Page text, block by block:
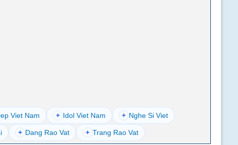
Viet Nam + Idol Viet Nam + Nghe Si Viet
+ Dang Rao Vat + Trang Rao Vat